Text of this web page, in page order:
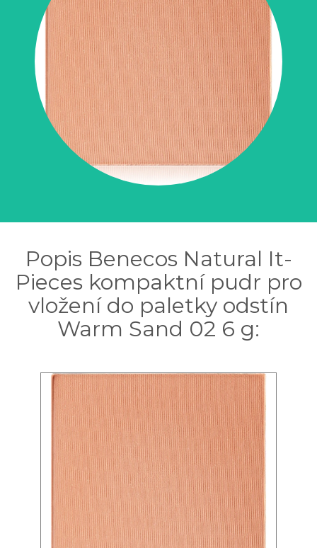
Popis Benecos Natural It-
Pieces kompaktní pudr pro
vložení do paletky odstín
Warm Sand 02 6 g: